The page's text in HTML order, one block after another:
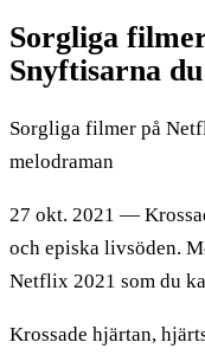
Sorgliga
Snyftisarna
Sorgliga filmer på
melodraman
27 okt. 2021 —
och episka livsöden.
Netflix 2021 som du
Krossade hjärtan,